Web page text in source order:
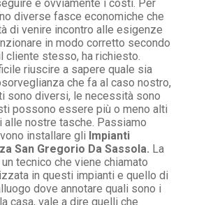
e ovviamente i costi. Per
diverse fasce economiche che
di venire incontro alle esigenze
in modo corretto secondo
cliente stesso, ha richiesto.
riuscire a sapere quale sia
che fa al caso nostro,
sono diversi, le necessità sono
possono essere più o meno alti
alle nostre tasche. Passiamo
installare gli Impianti
San Gregorio Da Sassola. La
tecnico che viene chiamato
in questi impianti e quello di
dove annotare quali sono i
casa, vale a dire quelli che